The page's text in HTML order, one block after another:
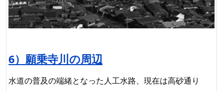
6）願乗寺川の周辺
水道の普及の端緒となった人工水路、現在は高砂通り